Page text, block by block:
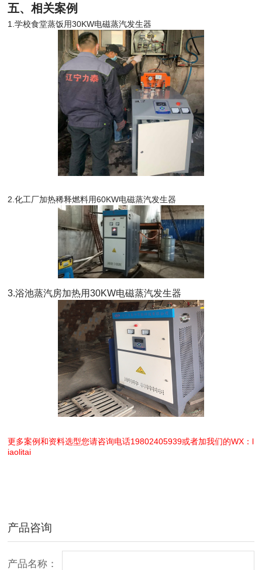
五、相关案例
1.学校食堂蒸饭用30KW电磁蒸汽发生器
2.化工厂加热稀释燃料用60KW电磁蒸汽发生器
3.浴池蒸汽房加热用30KW电磁蒸汽发生器
更多案例和资料选型您请咨询电话19802405939或者加我们的WX：l
iaolitai
产品咨询
产品名称：